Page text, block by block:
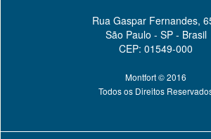
Rua Gaspar Fernandes,
São Paulo - SP - Brasil
CEP: 01549-000
Montfort © 2016
Todos os Direitos